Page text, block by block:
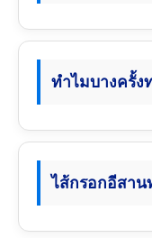
ทำไมบางครั้
ไส้กรอกอีสาน